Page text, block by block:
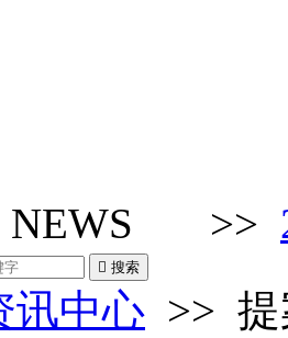
NEWS >>
 搜索
讯中心 >>